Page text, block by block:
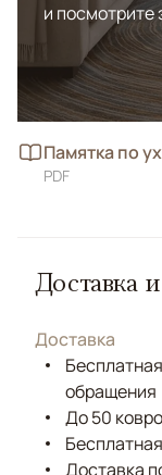
и посмотрите
Памятка по
PDF
Доставка
Доставка
обращения
До 50
Доставка